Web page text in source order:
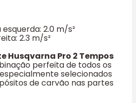
2.0 m/s²
2.3 m/s²
Husqvarna Pro 2 Tempos
perfeita de todos os
selecionados
de carvão nas partes